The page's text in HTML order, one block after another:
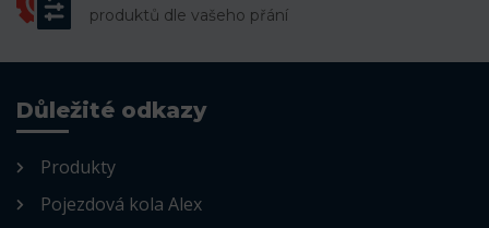
produktů dle vašeho přání
Důležité odkazy
Produkty
Pojezdová kola Alex